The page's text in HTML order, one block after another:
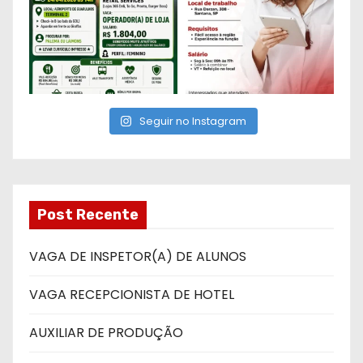
Seguir no Instagram
Post Recente
VAGA DE INSPETOR(A) DE ALUNOS
VAGA RECEPCIONISTA DE HOTEL
AUXILIAR DE PRODUÇÃO